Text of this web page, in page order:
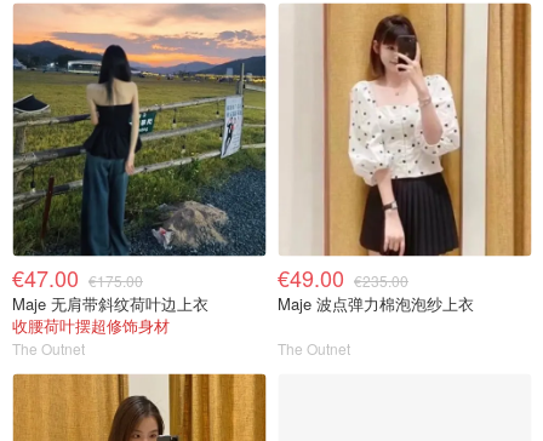
€47.00 €175.00
Maje 无肩带斜纹荷叶边上衣
收腰荷叶摆超修饰身材
The Outnet
€49.00 €235.00
Maje 波点弹力棉泡泡纱上衣
The Outnet